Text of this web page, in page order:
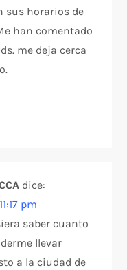
sus horarios de
han comentado
me deja cerca
dice:
pm
saber cuanto
llevar
a la ciudad de